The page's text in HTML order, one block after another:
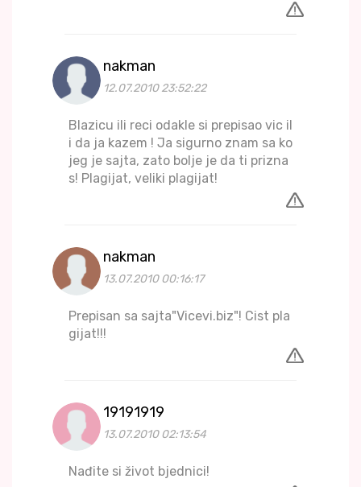
nakman
12.07.2010 23:52:22
Blazicu ili reci odakle si prepisao vic il
i da ja kazem ! Ja sigurno znam sa ko
jeg je sajta, zato bolje je da ti prizna
s! Plagijat, veliki plagijat!
nakman
13.07.2010 00:16:17
Prepisan sa sajta"Vicevi.biz"! Cist pla
gijat!!!
19191919
13.07.2010 02:13:54
Nađite si život bjednici!